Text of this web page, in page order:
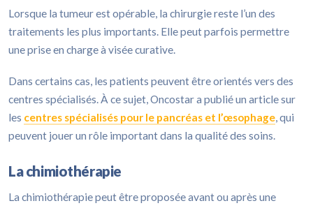
Lorsque la tumeur est opérable, la chirurgie reste l’un des
traitements les plus importants. Elle peut parfois permettre
une prise en charge à visée curative.
Dans certains cas, les patients peuvent être orientés vers des
centres spécialisés. À ce sujet, Oncostar a publié un article sur
les centres spécialisés pour le pancréas et l’œsophage, qui
peuvent jouer un rôle important dans la qualité des soins.
La chimiothérapie
La chimiothérapie peut être proposée avant ou après une